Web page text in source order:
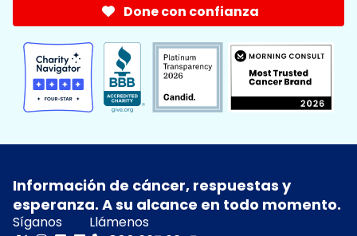
Done con confianza
Información de cáncer, respuestas y
esperanza. A su alcance en todo momento.
Síganos
Llámenos